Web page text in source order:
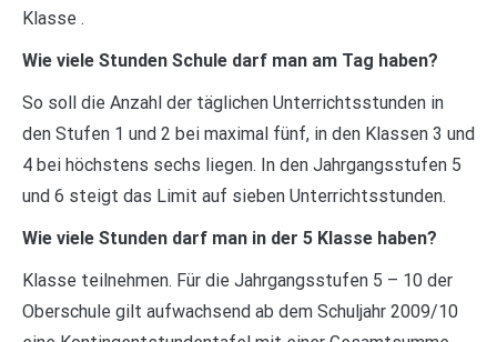
Klasse .
Wie viele Stunden Schule darf man am Tag haben?
So soll die Anzahl der täglichen Unterrichtsstunden in
den Stufen 1 und 2 bei maximal fünf, in den Klassen 3 und
4 bei höchstens sechs liegen. In den Jahrgangsstufen 5
und 6 steigt das Limit auf sieben Unterrichtsstunden.
Wie viele Stunden darf man in der 5 Klasse haben?
Klasse teilnehmen. Für die Jahrgangsstufen 5 – 10 der
Oberschule gilt aufwachsend ab dem Schuljahr 2009/10